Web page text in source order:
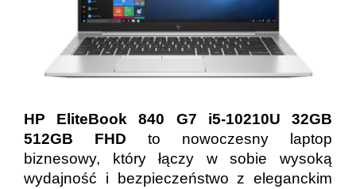
HP EliteBook 840 G7 i5-10210U 32GB
512GB FHD to nowoczesny laptop
biznesowy, który łączy w sobie wysoką
wydajność i bezpieczeństwo z eleganckim